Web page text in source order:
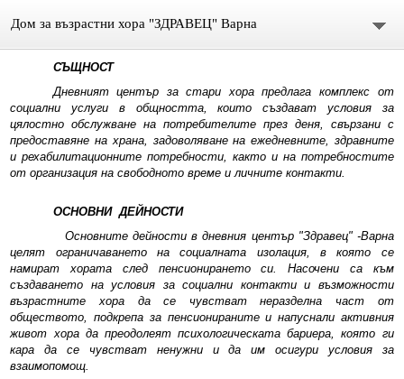
Дом за възрастни хора "ЗДРАВЕЦ" Варна
НАЧАЛО
ДНЕВЕН ЦЕНТЪР
УСЛУГИ
РЕХАБИЛИТАЦИОННИ УСЛУГИ
СОЦИАЛНИ ГРИЖИ
НОВО!!!
ГАЛЕРИЯ
СЪЩНОСТ
Дневният център за стари хора предлага комплекс от
социални услуги в общността, които създават условия за
цялостно обслужване на потребителите през деня, свързани с
предоставяне на храна, задоволяване на ежедневните, здравните
и рехабилитационните потребности, както и на потребностите
от организация на свободното време и личните контакти.
ОСНОВНИ ДЕЙНОСТИ
Основните дейности в дневния център "Здравец" -Варна
целят ограничаванетона социалната изолация, в която се
намират хората след пенсионирането си. Насочени са към
създаването на условия за социални контакти и възможности
възрастните хора да се чувстват неразделна част от
обществото, подкрепа за пенсионираните и напуснали активния
живот хора да преодолеят психологическата бариера, която ги
кара да се чувстват ненужни и да им осигури условия за
взаимопомощ.